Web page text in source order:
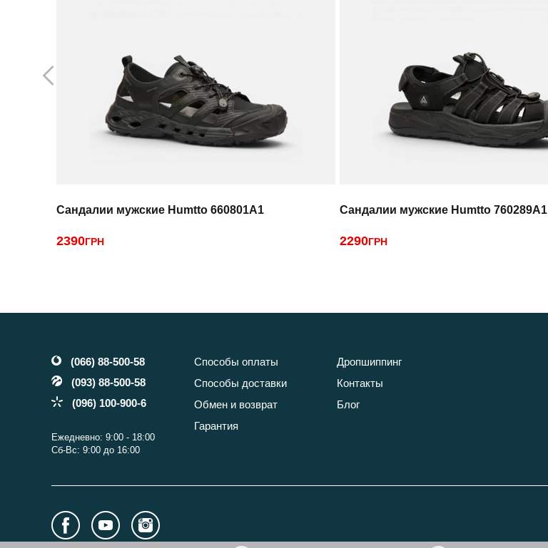
Сандалии мужские Humtto 660801A1
2390ГРН
Сандалии мужские Humtto 760289A1
2290ГРН
(066) 88-500-58
(093) 88-500-58
(096) 100-900-6
Ежедневно: 9:00 - 18:00
Сб-Вс: 9:00 до 16:00
Способы оплаты
Способы доставки
Обмен и возврат
Гарантия
Дропшиппинг
Контакты
Блог